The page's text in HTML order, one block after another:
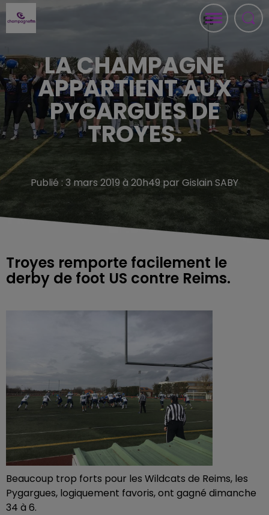
LA CHAMPAGNE
APPARTIENT AUX
PYGARGUES DE
TROYES.
Publié : 3 mars 2019 à 20h49 par Gislain SABY
Troyes remporte facilement le
derby de foot US contre Reims.
Beaucoup trop forts pour les Wildcats de Reims, les
Pygargues, logiquement favoris, ont gagné dimanche
34 à 6.